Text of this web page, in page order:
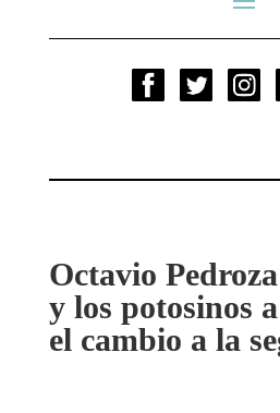
Octavio
y los potosinos
el cambio a la